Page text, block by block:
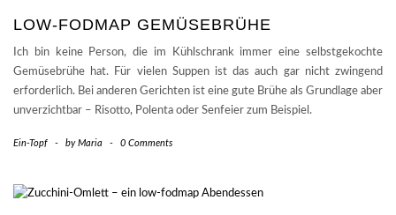
LOW-FODMAP GEMÜSEBRÜHE
Ich bin keine Person, die im Kühlschrank immer eine selbstgekochte
Gemüsebrühe hat. Für vielen Suppen ist das auch gar nicht zwingend
erforderlich. Bei anderen Gerichten ist eine gute Brühe als Grundlage aber
unverzichtbar – Risotto, Polenta oder Senfeier zum Beispiel.
Ein-Topf - byMaria - 0 Comments